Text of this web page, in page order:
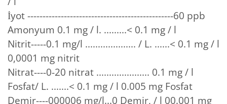
İyot ------------------------------------------------60 ppb
Amonyum 0.1 mg / l. .........< 0.1 mg / l
Nitrit-----0.1 mg/l .................... / L. ......< 0.1 mg / l
0,0001 mg nitrit
Nitrat----0-20 nitrat ..................... 0.1 mg / l
Fosfat/ L. .......< 0.1 mg / l 0.005 mg Fosfat
Demir----000006 mg/l...0 Demir, / l 00.001 mg